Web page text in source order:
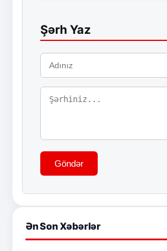
Şərh Yaz
Göndər
Ən Son Xəbərlər